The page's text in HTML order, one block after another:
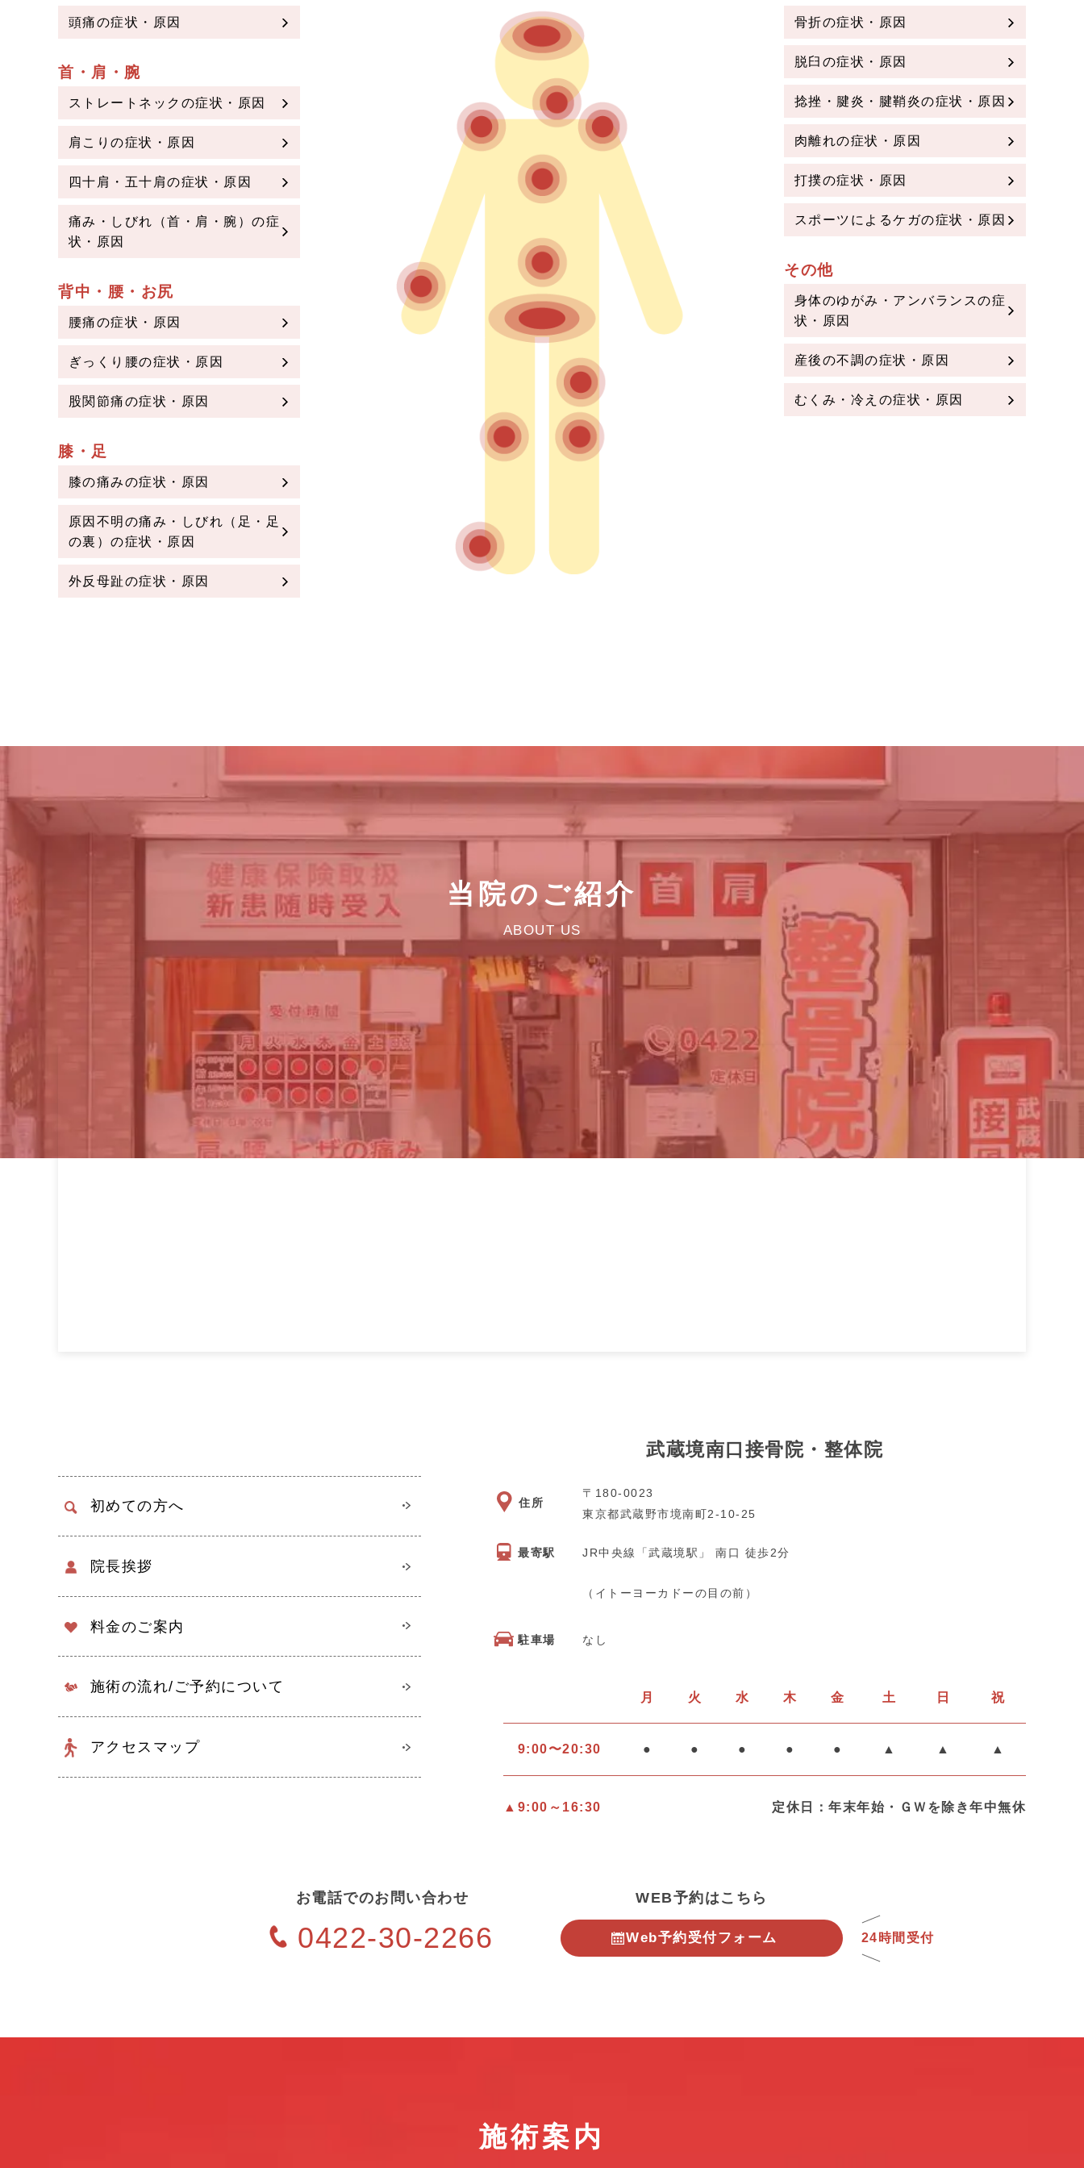
頭痛の症状・原因
首・肩・腕
ストレートネックの症状・原因
肩こりの症状・原因
四十肩・五十肩の症状・原因
痛み・しびれ（首・肩・腕）の症
状・原因
背中・腰・お尻
腰痛の症状・原因
ぎっくり腰の症状・原因
股関節痛の症状・原因
膝・足
膝の痛みの症状・原因
原因不明の痛み・しびれ（足・足
の裏）の症状・原因
外反母趾の症状・原因
骨折の症状・原因
脱臼の症状・原因
捻挫・腱炎・腱鞘炎の症状・原因
肉離れの症状・原因
打撲の症状・原因
スポーツによるケガの症状・原因
その他
身体のゆがみ・アンバランスの症
状・原因
産後の不調の症状・原因
むくみ・冷えの症状・原因
当院のご紹介
ABOUT US
初めての方へ
院長挨拶
料金のご案内
施術の流れ/ ご予約について
アクセスマップ
武蔵境南口接骨院・整体院
住所
〒180-0023
東京都武蔵野市境南町2-10-25
最寄駅 JR中央線「武蔵境駅」 南口 徒歩2分
（イトーヨーカドーの目の前）
駐車場 なし
月 火 水 木 金 土 日 祝
9:00〜20:30 ● ● ● ● ● ▲ ▲ ▲
▲9:00～16:30 定休日：年末年始・ＧＷを除き年中無休
お電話でのお問い合わせ
0422-30-2266
WEB予約はこちら
Web予約受付フォーム 24時間受付
施術案内